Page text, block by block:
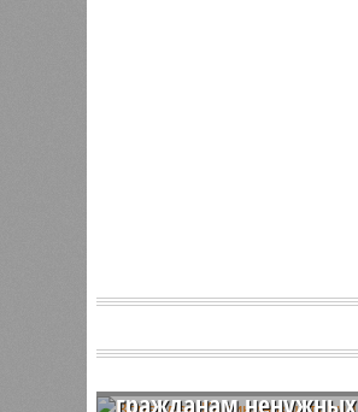
Вячеслав Калинин
выступил за меры
гражданам ненужных